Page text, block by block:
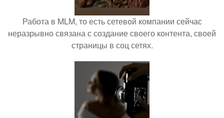
Работа в MLM, то есть сетевой компании сейчас
неразрывно связана с создание своего контента, своей
страницы в соц сетях.